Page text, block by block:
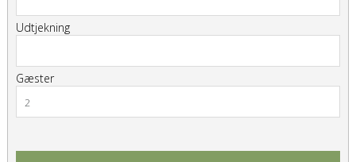
Udtjekning
Gæster
2